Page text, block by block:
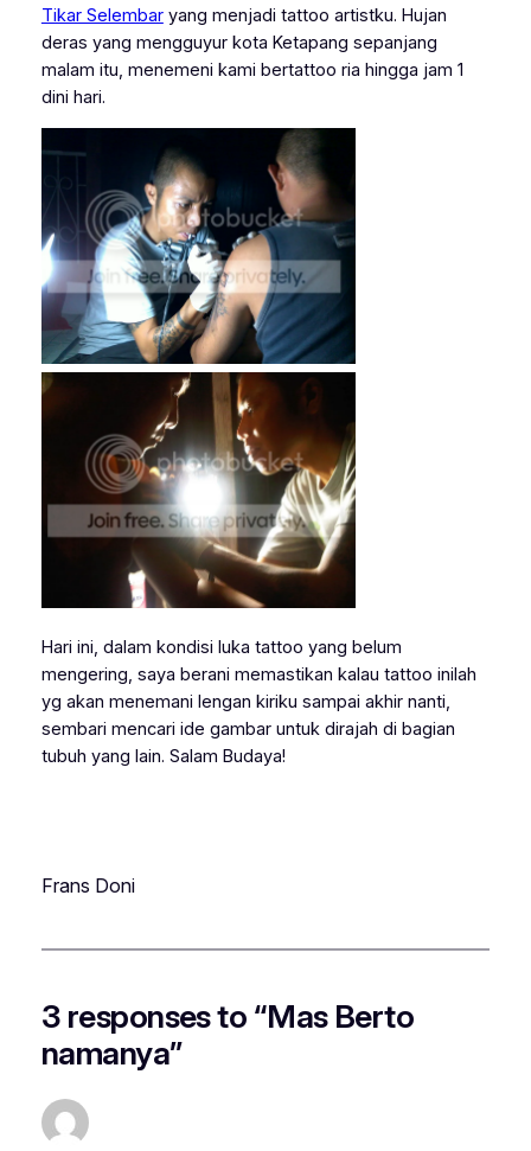
Tikar Selembaryang menjadi tattoo artistku. Hujan
deras yang mengguyur kota Ketapang sepanjang
malam itu, menemeni kami bertattoo ria hingga jam 1
dini hari.
Hari ini, dalam kondisi luka tattoo yang belum
mengering, saya berani memastikan kalau tattoo inilah
yg akan menemani lengan kiriku sampai akhir nanti,
sembari mencari ide gambar untuk dirajah di bagian
tubuh yang lain. Salam Budaya!
Frans Doni
3 responses to “Mas Berto
namanya”